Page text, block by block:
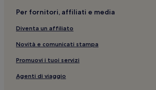
Per fornitori, affiliati e media
Diventa un affiliato
Novità e comunicati stampa
Promuovi i tuoi servizi
Agenti di viaggio